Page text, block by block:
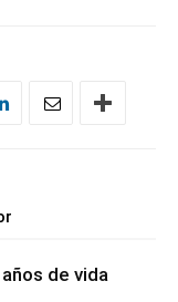
de vida